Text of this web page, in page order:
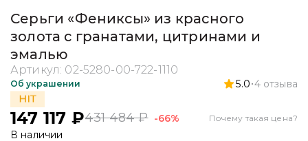
Серьги «Фениксы» из красного
золота с гранатами, цитринами и
эмалью
Артикул: 02-5280-00-722-1110
Об украшении 5.0 4 отзыва
147 117 ₽431 484₽ -66% Почему такая цена?
В наличии